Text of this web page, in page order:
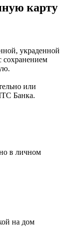
карту
украденной
сохранением
или
Банка.
в личном
на дом